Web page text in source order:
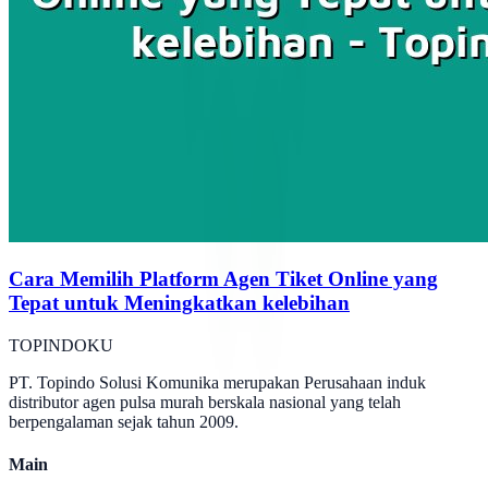
Cara Memilih Platform Agen Tiket Online yang
Tepat untuk Meningkatkan kelebihan
TOPINDOKU
PT. Topindo Solusi Komunika merupakan Perusahaan induk
distributor agen pulsa murah berskala nasional yang telah
berpengalaman sejak tahun 2009.
Main